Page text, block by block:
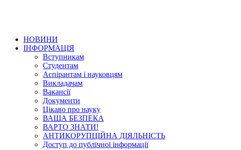
НОВИНИ
ІНФОРМАЦІЯ
Вступникам
Студентам
Аспірантам і науковцям
Викладачам
Вакансії
Документи
Цікаво про науку
ВАША БЕЗПЕКА
ВАРТО ЗНАТИ!
АНТИКОРУПЦІЙНА ДІЯЛЬНІСТЬ
Доступ до публічної інформації